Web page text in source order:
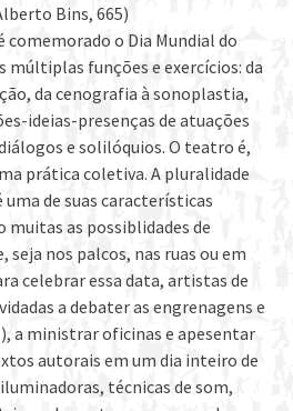
Bins, 665)
comemorado o Dia Mundial do
múltiplas funções e exercícios: da
da cenografia à sonoplastia,
ideias-presenças de atuações
e solilóquios. O teatro é,
prática coletiva. A pluralidade
uma de suas características
muitas as possiblidades de
nos palcos, nas ruas ou em
celebrar essa data, artistas de
a debater as engrenagens e
a ministrar oficinas e apesentar
autorais em um dia inteiro de
técnicas de som,